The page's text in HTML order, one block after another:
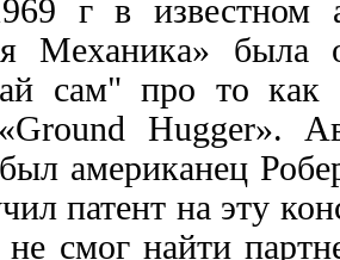
г в известном
Механика» была
сам" про то как
Hugger».
американец
патент на эту
не смог найти